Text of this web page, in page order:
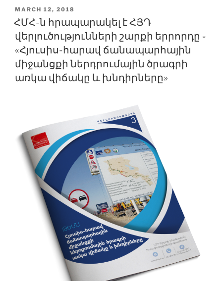
POSTED
ON
MARCH 12, 2018
ՀՄՀ-ն հրապարակել է ՀՅԴ
վերլուծությունների շարքի երրորդը ֊
«Հյուսիս-հարավ ճանապարհային
միջանցքի ներդրումային ծրագրի
առկա վիճակը և խնդիրները»